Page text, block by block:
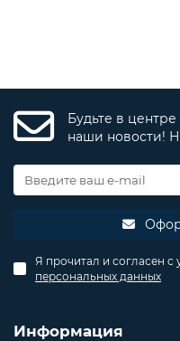
Будьте в
наши новости!
Я прочитал и согласен с
персональных данных
Информация